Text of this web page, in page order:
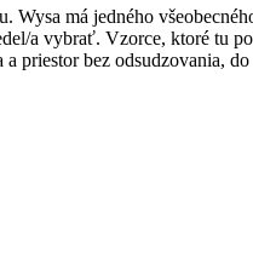
má jedného
a vybrať. Vzorce, ktoré tu
priestor bez odsudzovania,